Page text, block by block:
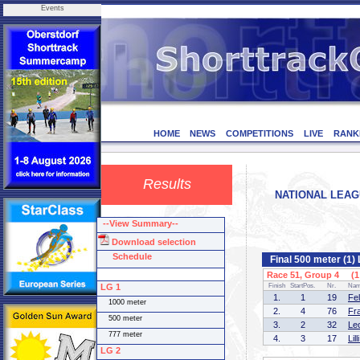
Events
HOME NEWS COMPETITIONS LIVE
Results
NATIONAL
Final 500 meter (1)
Race 51, Group 4 (1
Finish StartPos. Nr.
1. 1 19
2.
4 76
3.
2 32
4.
3 17
--View Summary--
Download selection
Schedule
LG 1
1000 meter
500 meter
777 meter
LG 2